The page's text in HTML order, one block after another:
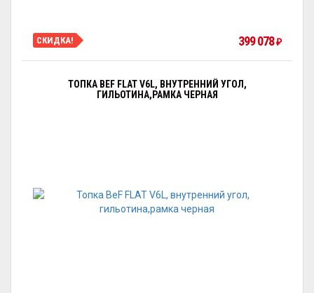
СКИДКА! 399 078₽
ТОПКА BEF FLAT V6L, ВНУТРЕННИЙ УГОЛ,
ГИЛЬОТИНА,РАМКА ЧЕРНАЯ